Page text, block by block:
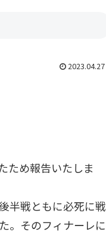
2023.04.27
ため報告いたしま
半戦ともに必死に戦
。そのフィナーレに